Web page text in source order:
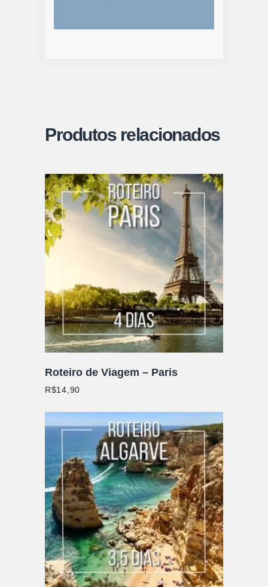
Produtos relacionados
ADICIONAR AO CARRINHO
Roteiro de Viagem – Paris
R$14,90
ADICIONAR AO CARRINHO